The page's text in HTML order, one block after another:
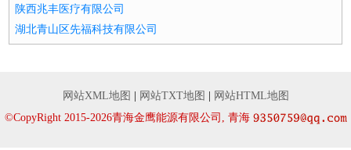
陕西兆丰医疗有限公司
湖北青山区先福科技有限公司
网站XML地图 网站TXT地图
网站HTML地图
©CopyRight 2015-2026青海金鹰能源有限公司, 青海